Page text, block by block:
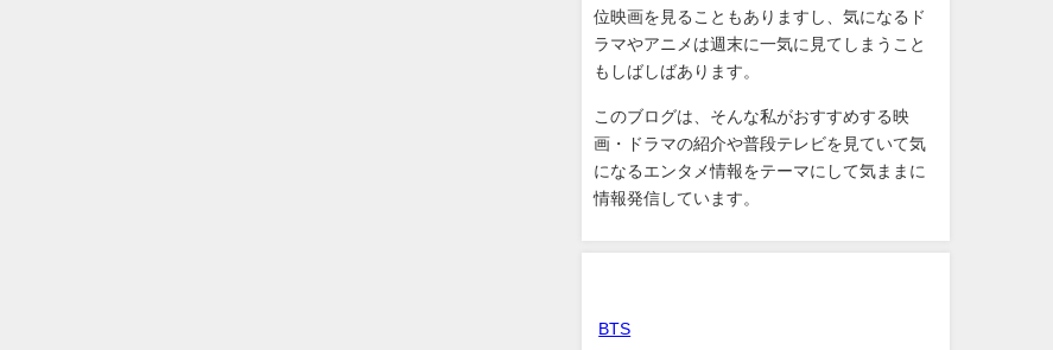
位映画を見ることもありますし、気になるド
ラマやアニメは週末に一気に見てしまうこと
もしばしばあります。
このブログは、そんな私がおすすめする映
画・ドラマの紹介や普段テレビを見ていて気
になるエンタメ情報をテーマにして気ままに
情報発信しています。
BTS